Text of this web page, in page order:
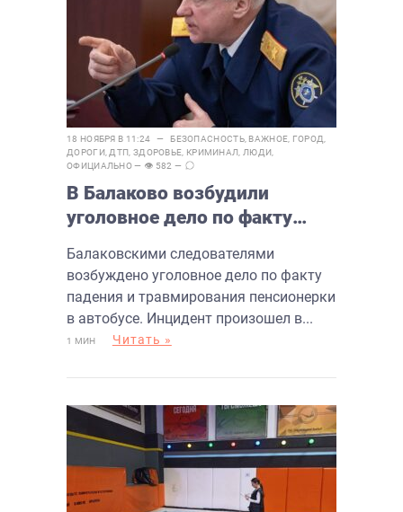
18 НОЯБРЯ В 11:24 — БЕЗОПАСНОСТЬ, ВАЖНОЕ ГОРОД
ДОРОГИ, ДТП ЗДОРОВЬЕ КРИМИНАЛ ЛЮДИ
ОФИЦИАЛЬНО— 👁 582 —
В Балаково возбудили
уголовное дело по факту
автобусе
Балаковскими следователями
возбуждено уголовное дело по факту
падения и травмирования пенсионерки
в автобусе. Инцидент произошел в...
1 МИН Читать »